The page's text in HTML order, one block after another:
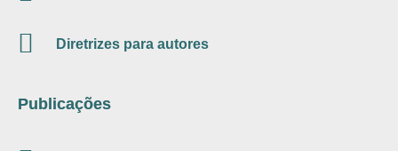
Diretrizes para autores
Publicações